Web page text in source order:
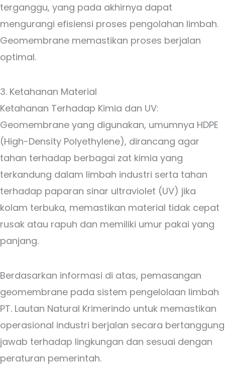
terganggu, yang pada akhirnya dapat
mengurangi efisiensi proses pengolahan limbah.
Geomembrane memastikan proses berjalan
optimal.
3. Ketahanan Material
Ketahanan Terhadap Kimia dan UV:
Geomembrane yang digunakan, umumnya HDPE
(High-Density Polyethylene), dirancang agar
tahan terhadap berbagai zat kimia yang
terkandung dalam limbah industri serta tahan
terhadap paparan sinar ultraviolet (UV) jika
kolam terbuka, memastikan material tidak cepat
rusak atau rapuh dan memiliki umur pakai yang
panjang.
Berdasarkan informasi di atas, pemasangan
geomembrane pada sistem pengelolaan limbah
PT. Lautan Natural Krimerindo untuk memastikan
operasional industri berjalan secara bertanggung
jawab terhadap lingkungan dan sesuai dengan
peraturan pemerintah.